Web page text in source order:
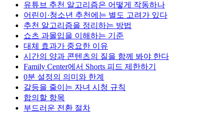
유튜브 추천 알고리즘은 어떻게 작동하나
어린이·청소년 추천에는 별도 고려가 있다
추천 알고리즘을 정리하는 방법
쇼츠 과몰입을 이해하는 기준
대체 효과가 중요한 이유
시간의 양과 콘텐츠의 질을 함께 봐야 한다
Family Center에서 Shorts 피드 제한하기
0분 설정의 의미와 한계
갈등을 줄이는 자녀 시청 규칙
합의할 항목
부드러운 전환 절차